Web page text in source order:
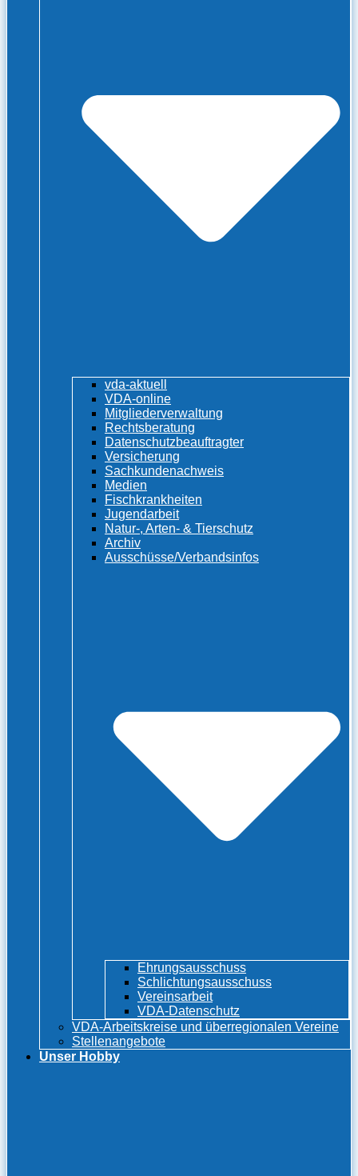
vda-aktuell
VDA-online
Mitgliederverwaltung
Rechtsberatung
Datenschutzbeauftragter
Versicherung
Sachkundenachweis
Medien
Fischkrankheiten
Jugendarbeit
Natur-, Arten- & Tierschutz
Archiv
Ausschüsse/Verbandsinfos
Ehrungsausschuss
Schlichtungsausschuss
Vereinsarbeit
VDA-Datenschutz
VDA-Arbeitskreise und überregionalen Vereine
Stellenangebote
Unser Hobby